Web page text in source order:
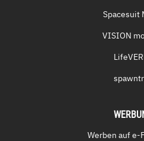
Spacesuit
VISION
Werben auf e-